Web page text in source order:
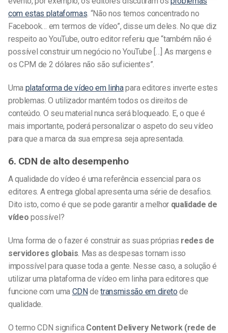
com estas plataformas. “Não nos temos concentrado no
Facebook… em termos de vídeo”, disse um deles. No que diz
respeito ao YouTube, outro editor referiu que “também não é
possível construir um negócio no YouTube […] As margens e
os CPM de 2 dólares não são suficientes”.
Uma plataforma de vídeo em linhapara editores inverte estes
problemas. O utilizador mantém todos os direitos de
conteúdo. O seu material nunca será bloqueado. E, o que é
mais importante, poderá personalizar o aspeto do seu vídeo
para que a marca da sua empresa seja apresentada.
6. CDN de alto desempenho
A qualidade do vídeo é uma referência essencial para os
editores. A entrega global apresenta uma série de desafios.
Dito isto, como é que se pode garantir a melhor qualidade de
vídeo possível?
Uma forma de o fazer é construir as suas próprias redes de
servidores globais. Mas as despesas tornam isso
impossível para quase toda a gente. Nesse caso, a solução é
utilizar uma plataforma de vídeo em linha para editores que
funcione com uma CDNdetransmissão em direto de
qualidade.
O termo CDN significa Content Delivery Network (rede de